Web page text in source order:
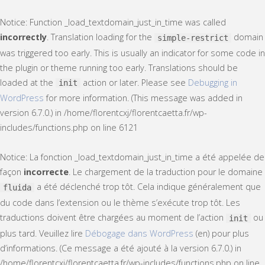
Notice: Function _load_textdomain_just_in_time was called
incorrectly. Translation loading for the simple-restrict
domain
was triggered too early. This is usually an indicator for some code in
the plugin or theme running too early. Translations should be
loaded at the
init action or later. Please see Debugging in
WordPress for more information. (This message was added in
version 6.7.0.) in /home/florentcxj/florentcaetta.fr/wp-
includes/functions.php on line 6121
Notice: La fonction _load_textdomain_just_in_time a été appelée de
façon incorrecte. Le chargement de la traduction pour le domaine
fluida
a été déclenché trop tôt. Cela indique généralement que
du code dans l’extension ou le thème s’exécute trop tôt. Les
traductions doivent être chargées au moment de l’action
init
ou
plus tard. Veuillez lire Débogage dans WordPress (en) pour plus
d’informations. (Ce message a été ajouté à la version 6.7.0.) in
/home/florentcxj/florentcaetta.fr/wp-includes/functions.php on line